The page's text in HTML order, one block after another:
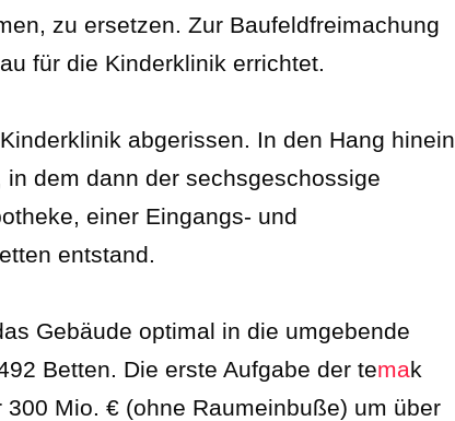
zu ersetzen. Zur Baufeldfreimachung
für die Kinderklinik errichtet.
abgerissen. In den Hang hinein
dem dann der sechsgeschossige
einer Eingangs- und
entstand.
Gebäude optimal in die umgebende
Betten. Die erste Aufgabe der temak
Mio. € (ohne Raumeinbuße) um über